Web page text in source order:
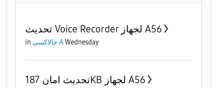
تحديث Voice Recorder لجهاز A56
in جالاكسى AWednesday
تحديث امان 187KB لجهاز A56